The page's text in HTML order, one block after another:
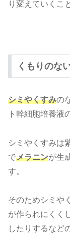
り変えていくこ
くもりのな
シミやくすみの
ト幹細胞培養液
シミやくすみは
でメラニンが生
す。
そのためシミや
が作られにくく
したりするなど